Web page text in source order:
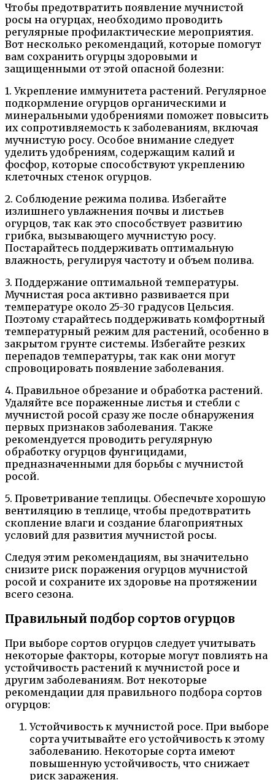
Чтобы предотвратить появление мучнистой
росы на огурцах, необходимо проводить
регулярные профилактические мероприятия.
Вот несколько рекомендаций, которые помогут
вам сохранить огурцы здоровыми и
защищенными от этой опасной болезни:
1. Укрепление иммунитета растений. Регулярное
подкормление огурцов органическими и
минеральными удобрениями поможет повысить
их сопротивляемость к заболеваниям, включая
мучнистую росу. Особое внимание следует
уделить удобрениям, содержащим калий и
фосфор, которые способствуют укреплению
клеточных стенок огурцов.
2. Соблюдение режима полива. Избегайте
излишнего увлажнения почвы и листьев
огурцов, так как это способствует развитию
грибка, вызывающего мучнистую росу.
Постарайтесь поддерживать оптимальную
влажность, регулируя частоту и объем полива.
3. Поддержание оптимальной температуры.
Мучнистая роса активно развивается при
температуре около 25-30 градусов Цельсия.
Поэтому старайтесь поддерживать комфортный
температурный режим для растений, особенно в
закрытом грунте системы. Избегайте резких
перепадов температуры, так как они могут
спровоцировать появление заболевания.
4. Правильное обрезание и обработка растений.
Удаляйте все пораженные листья и стебли с
мучнистой росой сразу же после обнаружения
первых признаков заболевания. Также
рекомендуется проводить регулярную
обработку огурцов фунгицидами,
предназначенными для борьбы с мучнистой
росой.
5. Проветривание теплицы. Обеспечьте хорошую
вентиляцию в теплице, чтобы предотвратить
скопление влаги и создание благоприятных
условий для развития мучнистой росы.
Следуя этим рекомендациям, вы значительно
снизите риск поражения огурцов мучнистой
росой и сохраните их здоровье на протяжении
всего сезона.
Правильный подбор сортов огурцов
При выборе сортов огурцов следует учитывать
некоторые факторы, которые могут повлиять на
устойчивость растений к мучнистой росе и
другим заболеваниям. Вот некоторые
рекомендации для правильного подбора сортов
огурцов:
Устойчивость к мучнистой росе. При выборе
сорта учитывайте его устойчивость к этому
заболеванию. Некоторые сорта имеют
повышенную устойчивость, что снижает
риск заражения.